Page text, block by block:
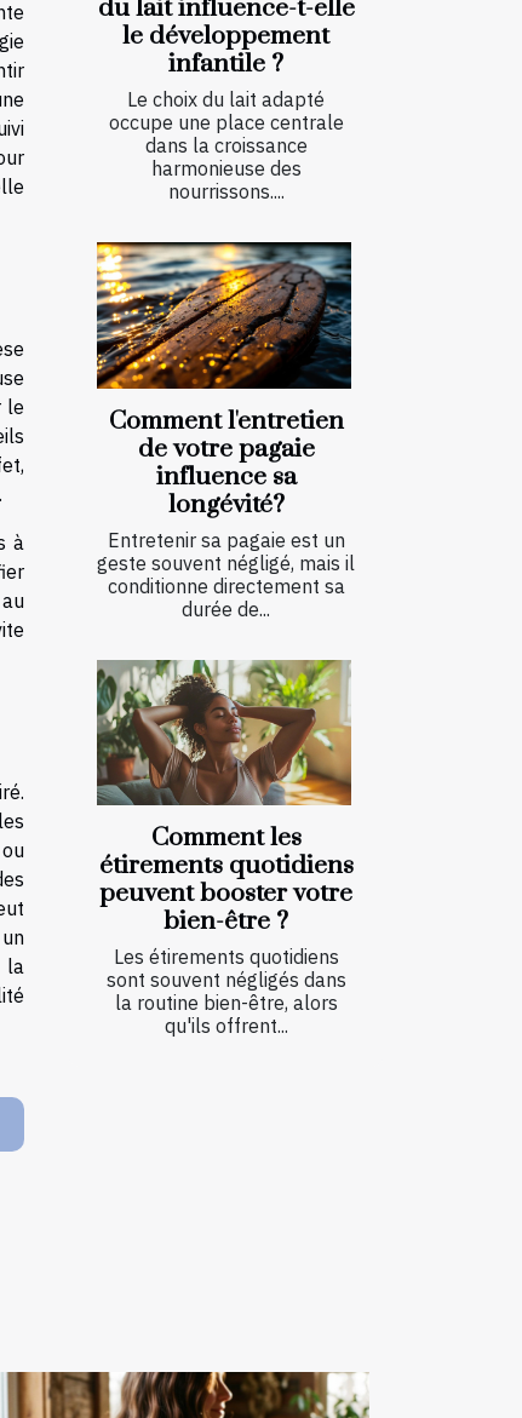
le
à
la
du lait influence-t-elle
le développement
infantile ?
Le choix du lait adapté
occupe une place centrale
dans la croissance
harmonieuse des
nourrissons....
Comment l'entretien
de votre pagaie
influence sa
longévité?
Entretenir sa pagaie est un
geste souvent négligé, mais il
conditionne directement sa
durée de...
Comment les
étirements quotidiens
peuvent booster votre
bien-être ?
Les étirements quotidiens
sont souvent négligés dans
la routine bien-être, alors
qu'ils offrent...